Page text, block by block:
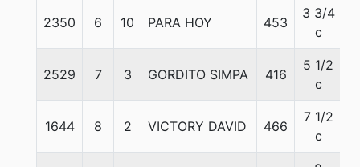
2350 6 10 PARA HOY 453
3 3/4
c
2529 7 3 GORDITO SIMPA 416
5 1/2
c
1644 8 2 VICTORY DAVID 466
7 1/2
c